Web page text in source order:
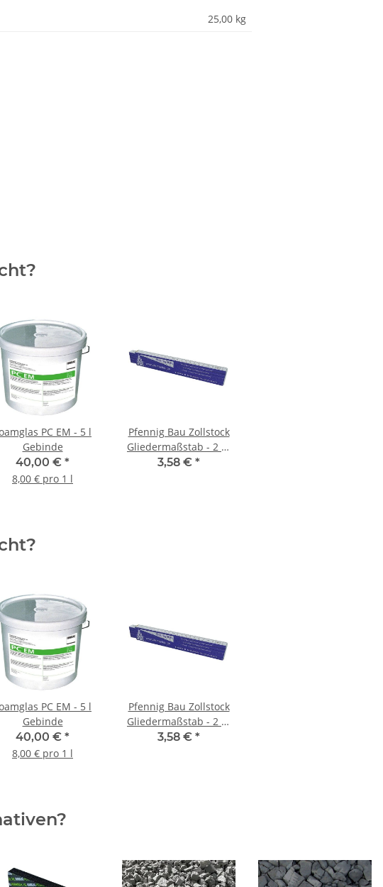
25,00 kg
PC EM - 5 l
Gebinde
40,00 € *
8,00 € pro 1 l
Pfennig Bau Zollstock
Gliedermaßstab - 2 m
Meterstab
3,58 € *
PC EM - 5 l
Gebinde
40,00 € *
8,00 € pro 1 l
Pfennig Bau Zollstock
Gliedermaßstab - 2 m
Meterstab
3,58 € *